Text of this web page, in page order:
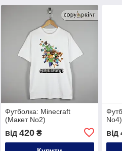
Футболка: Minecraft
(Макет No2)
від 420₴
No4)
від